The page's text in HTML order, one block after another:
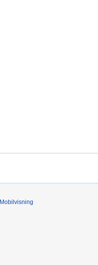
Mobilvisning